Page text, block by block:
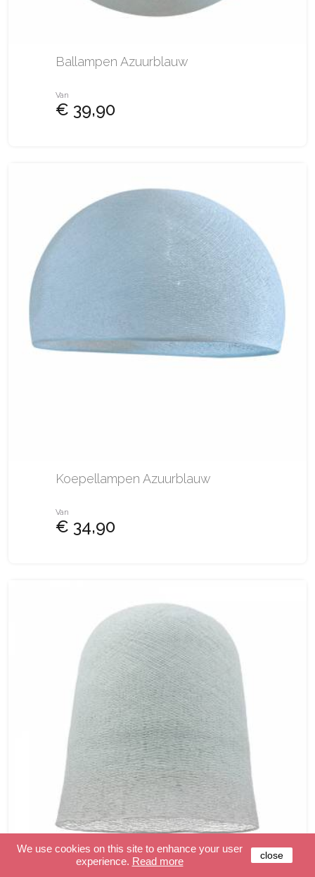
Ballampen Azuurblauw
Van
€ 39,90
Koepellampen Azuurblauw
Van
€ 34,90
We use cookies on this site to enhance your user
experience. Read more close